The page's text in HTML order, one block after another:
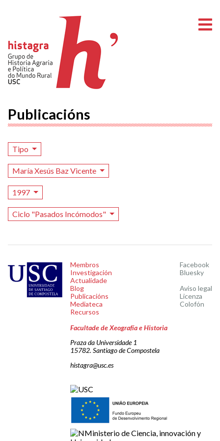
Publicacións
Tipo
María Xesús Baz Vicente
1997
Ciclo "Pasados Incómodos"
Membros
Investigación
Actualidade
Blog
Publicacións
Mediateca
Recursos
Facebook
Bluesky
Aviso legal
Licenza
Colofón
Facultade de Xeografía e Historia
Praza da Universidade 1
15782. Santiago de Compostela
histagra@usc.es